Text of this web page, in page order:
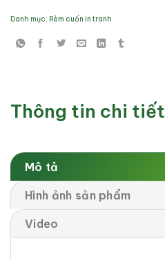
Danh mục: Rèm cuốn in tranh
Thông tin chi tiết
Mô tả
Hình ảnh sản phẩm
Video